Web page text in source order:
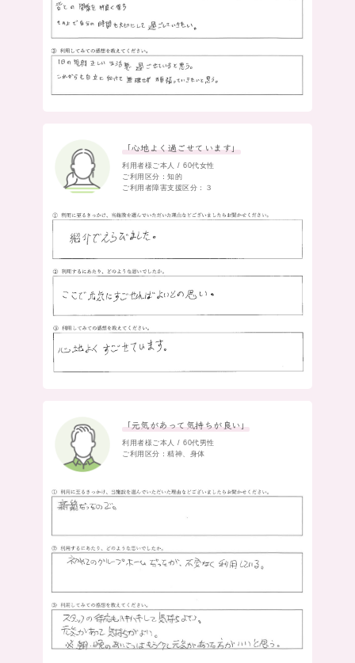
「心地よく過ごせています」
利用者様ご本人 / 60代女性
ご利用区分：知的
ご利用者障害支援区分：３
「元気があって気持ちが良い」
利用者様ご本人 / 60代男性
ご利用区分：精神、身体